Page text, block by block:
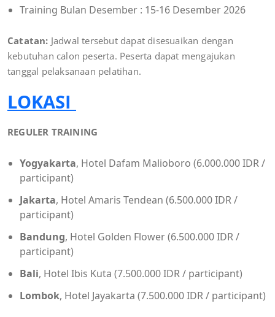
Training Bulan Desember : 15-16 Desember 2026
Catatan: Jadwal tersebut dapat disesuaikan dengan
kebutuhan calon peserta. Peserta dapat mengajukan
tanggal pelaksanaan pelatihan.
LOKASI
REGULER TRAINING
Yogyakarta, Hotel Dafam Malioboro (6.000.000 IDR /
participant)
Jakarta, Hotel Amaris Tendean (6.500.000 IDR /
participant)
Bandung, Hotel Golden Flower (6.500.000 IDR /
participant)
Bali, Hotel Ibis Kuta (7.500.000 IDR / participant)
Lombok, Hotel Jayakarta (7.500.000 IDR / participant)